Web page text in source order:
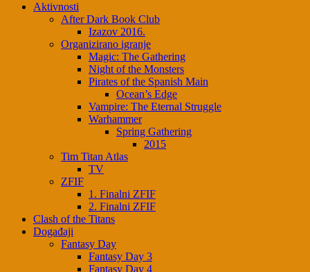
Aktivnosti
After Dark Book Club
Izazov 2016.
Organizirano igranje
Magic: The Gathering
Night of the Monsters
Pirates of the Spanish Main
Ocean’s Edge
Vampire: The Eternal Struggle
Warhammer
Spring Gathering
2015
Tim Titan Atlas
TV
ZFIF
1. Finalni ZFIF
2. Finalni ZFIF
Clash of the Titans
Događaji
Fantasy Day
Fantasy Day 3
Fantasy Day 4